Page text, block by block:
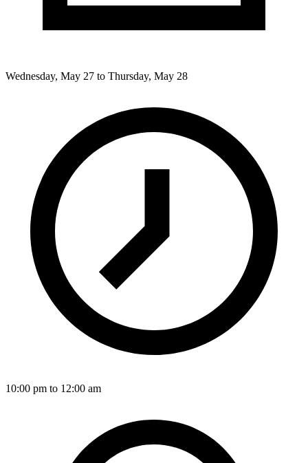
Wednesday, May 27 to Thursday, May 28
10:00 pm to 12:00 am